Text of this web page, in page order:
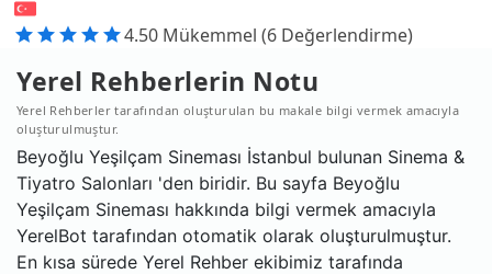
4.50 Mükemmel (6 Değerlendirme)
Yerel Rehberlerin Notu
Yerel Rehberler tarafından oluşturulan bu makale bilgi vermek amacıyla
oluşturulmuştur.
Beyoğlu Yeşilçam Sineması İstanbul bulunan Sinema &
Tiyatro Salonları 'den biridir. Bu sayfa Beyoğlu
Yeşilçam Sineması hakkında bilgi vermek amacıyla
YerelBot tarafından otomatik olarak oluşturulmuştur.
En kısa sürede Yerel Rehber ekibimiz tarafında